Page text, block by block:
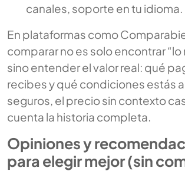
canales, soporte en tu idioma.
En plataformas como
comparar no es solo encontrar “lo
sino entender el valor real: qué
recibes y qué condiciones estás
seguros, el precio sin contexto
cuenta la historia completa.
Opiniones y
para elegir mejor (sin